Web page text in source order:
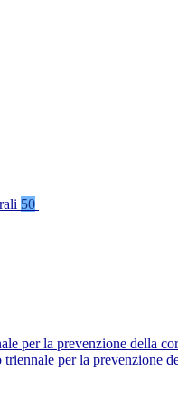
50
per la prevenzione della
triennale per la prevenzione